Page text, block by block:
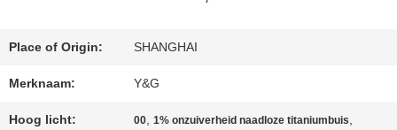
CONTACTEER
Place of Origin: SHANGHAI
Merknaam: Y&G
Hoog licht: 00,1% onzuiverheid naadloze titaniumbuis,